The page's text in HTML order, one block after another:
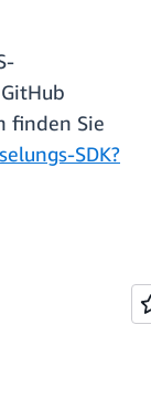
finden Sie
SDK?